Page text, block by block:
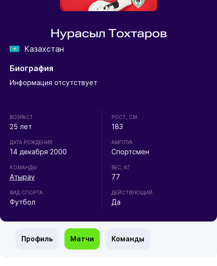
Нурасыл Тохтаров
Казахстан
Биография
Информация отсутствует
ВОЗРАСТ
25 лет
ДАТА РОЖДЕНИЯ
14 декабря 2000
КОМАНДЫ
Атырау
ВИД СПОРТА
Футбол
РОСТ, СМ
183
АМПЛУА
Спортсмен
ВЕС, КГ
77
ДЕЙСТВУЮЩИЙ
Да
Профиль Матчи Команды